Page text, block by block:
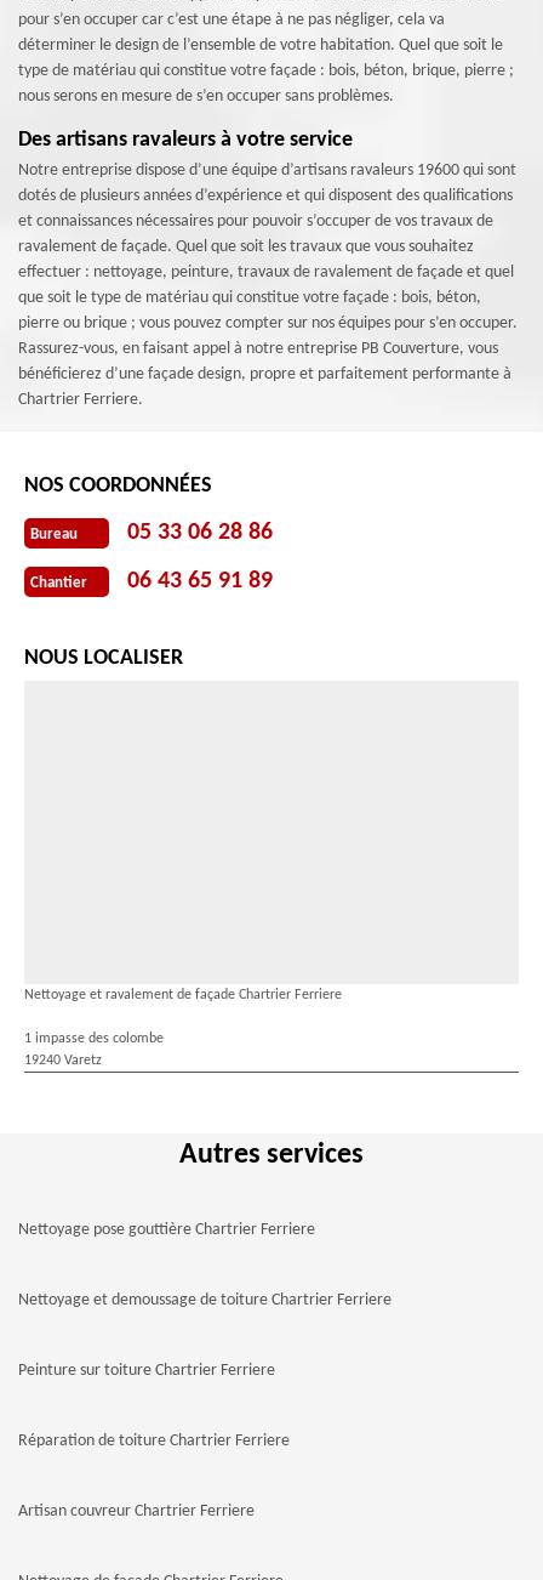
pour s’en occuper car c’est une étape à ne pas négliger, cela va
déterminer le design de l’ensemble de votre habitation. Quel que soit le
type de matériau qui constitue votre façade : bois, béton, brique, pierre ;
nous serons en mesure de s’en occuper sans problèmes.
Des artisans ravaleurs à votre service
Notre entreprise dispose d’une équipe d’artisans ravaleurs 19600 qui sont
dotés de plusieurs années d’expérience et qui disposent des qualifications
et connaissances nécessaires pour pouvoir s’occuper de vos travaux de
ravalement de façade. Quel que soit les travaux que vous souhaitez
effectuer : nettoyage, peinture, travaux de ravalement de façade et quel
que soit le type de matériau qui constitue votre façade : bois, béton,
pierre ou brique ; vous pouvez compter sur nos équipes pour s’en occuper.
Rassurez-vous, en faisant appel à notre entreprise PB Couverture, vous
bénéficierez d’une façade design, propre et parfaitement performante à
Chartrier Ferriere.
NOS COORDONNÉES
Bureau 05 33 06 28 86
Chantier 06 43 65 91 89
NOUS LOCALISER
Nettoyage et ravalement de façade Chartrier Ferriere
1 impasse des colombe
19240 Varetz
Autres services
Nettoyage pose gouttière Chartrier Ferriere
Nettoyage et demoussage de toiture Chartrier Ferriere
Peinture sur toiture Chartrier Ferriere
Réparation de toiture Chartrier Ferriere
Artisan couvreur Chartrier Ferriere